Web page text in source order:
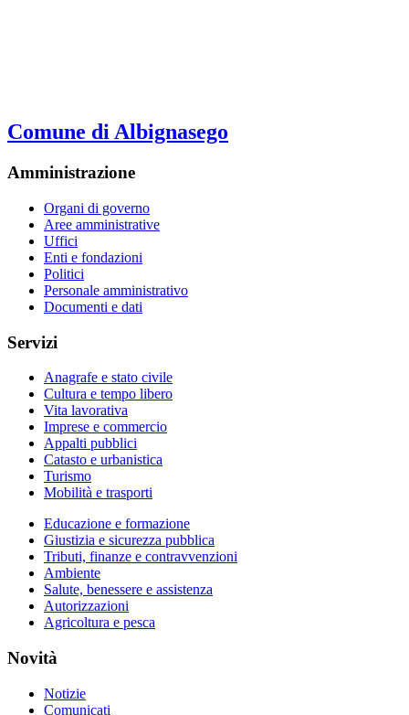
Comune di Albignasego
Amministrazione
Organi di governo
Aree amministrative
Uffici
Enti e fondazioni
Politici
Personale amministrativo
Documenti e dati
Servizi
Anagrafe e stato civile
Cultura e tempo libero
Vita lavorativa
Imprese e commercio
Appalti pubblici
Catasto e urbanistica
Turismo
Mobilità e trasporti
Educazione e formazione
Giustizia e sicurezza pubblica
Tributi, finanze e contravvenzioni
Ambiente
Salute, benessere e assistenza
Autorizzazioni
Agricoltura e pesca
Novità
Notizie
Comunicati